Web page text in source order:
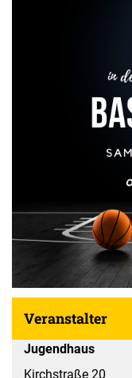
Veranstalter
Jugendhaus
Kirchstraße 20